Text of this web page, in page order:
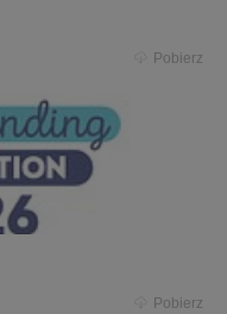
Pobierz
Pobierz